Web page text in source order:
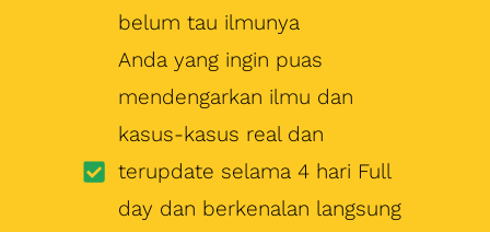
belum tau ilmunya
Anda yang ingin puas
mendengarkan ilmu dan
kasus-kasus real dan
terupdate selama 4 hari Full
day dan berkenalan langsung